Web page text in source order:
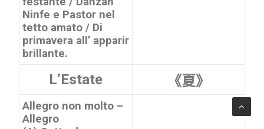
Ninfe e Pastor nel
tetto amato / Di
primavera all’ apparir
brillante.
L’Estate 《夏》
Allegro non molto –
Allegro